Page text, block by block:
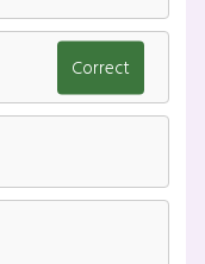
Correct